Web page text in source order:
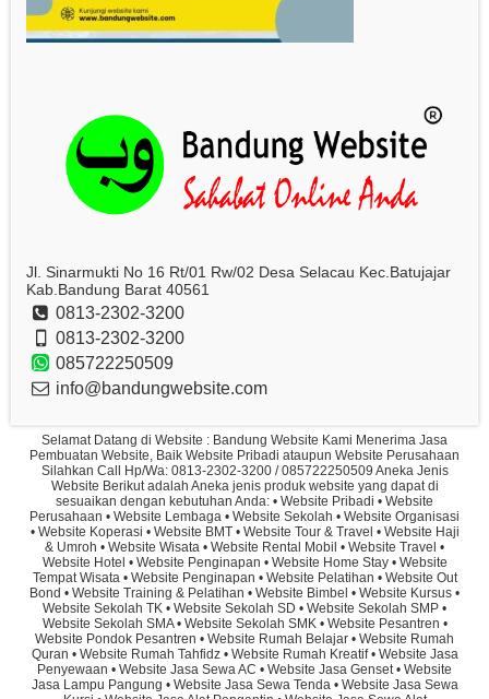
Jl. Sinarmukti No 16 Rt/01 Rw/02 Desa Selacau Kec.Batujajar
Kab.Bandung Barat 40561
0813-2302-3200
0813-2302-3200
085722250509
info@bandungwebsite.com
Selamat Datang di Website : Bandung Website Kami Menerima Jasa
Pembuatan Website, Baik Website Pribadi ataupun Website Perusahaan
Silahkan Call Hp/Wa: 0813-2302-3200 / 085722250509 Aneka Jenis
Website Berikut adalah Aneka jenis produk website yang dapat di
sesuaikan dengan kebutuhan Anda: • Website Pribadi • Website
Perusahaan • Website Lembaga • Website Sekolah • Website Organisasi
• Website Koperasi • Website BMT • Website Tour & Travel • Website Haji
& Umroh • Website Wisata • Website Rental Mobil • Website Travel •
Website Hotel • Website Penginapan • Website Home Stay • Website
Tempat Wisata • Website Penginapan • Website Pelatihan • Website Out
Bond • Website Training & Pelatihan • Website Bimbel • Website Kursus •
Website Sekolah TK • Website Sekolah SD • Website Sekolah SMP •
Website Sekolah SMA • Website Sekolah SMK • Website Pesantren •
Website Pondok Pesantren • Website Rumah Belajar • Website Rumah
Quran • Website Rumah Tahfidz • Website Rumah Kreatif • Website Jasa
Penyewaan • Website Jasa Sewa AC • Website Jasa Genset • Website
Jasa Lampu Pangung • Website Jasa Sewa Tenda • Website Jasa Sewa